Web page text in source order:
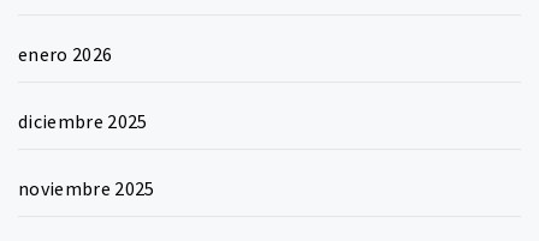
enero 2026
diciembre 2025
noviembre 2025